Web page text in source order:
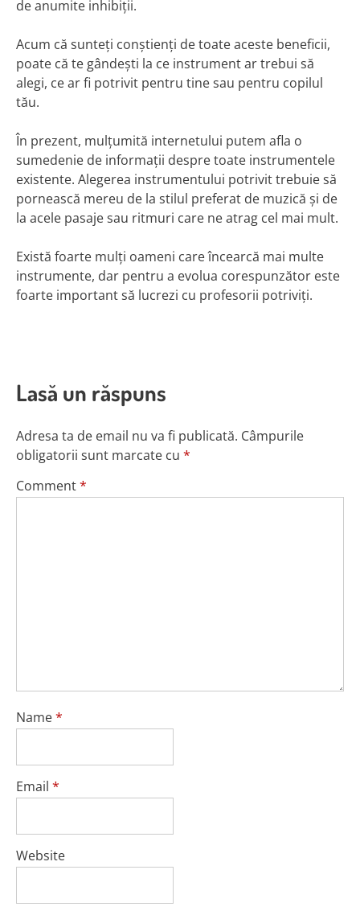
de anumite inhibiții.
Acum că sunteți conștienți de toate aceste beneficii,
poate că te gândești la ce instrument ar trebui să
alegi, ce ar fi potrivit pentru tine sau pentru copilul
tău.
În prezent, mulțumită internetului putem afla o
sumedenie de informații despre toate instrumentele
existente. Alegerea instrumentului potrivit trebuie să
pornească mereu de la stilul preferat de muzică și de
la acele pasaje sau ritmuri care ne atrag cel mai mult.
Există foarte mulți oameni care încearcă mai multe
instrumente, dar pentru a evolua corespunzător este
foarte important să lucrezi cu profesorii potriviți.
Lasă un răspuns
Adresa ta de email nu va fi publicată. Câmpurile
obligatorii sunt marcate cu *
Comment*
Name*
Email *
Website